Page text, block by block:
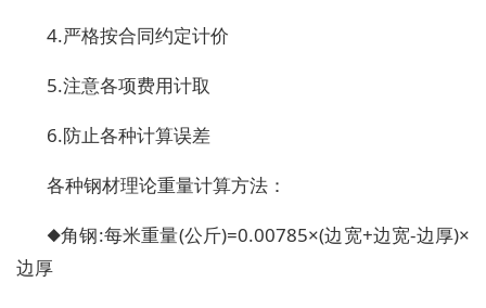
4.严格按合同约定计价
5.注意各项费用计取
6.防止各种计算误差
各种钢材理论重量计算方法：
◆角钢:每米重量(公斤)=0.00785×(边宽+边宽-边厚)×
边厚